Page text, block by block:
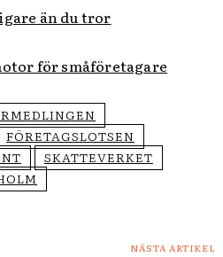
än du tror
för småföretagare
FÖRETAGSLOTSEN
SKATTEVERKET
NÄSTA ARTIKEL